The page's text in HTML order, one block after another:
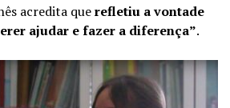
acredita querefletiu a vontade
ajudar e fazer a diferença”.